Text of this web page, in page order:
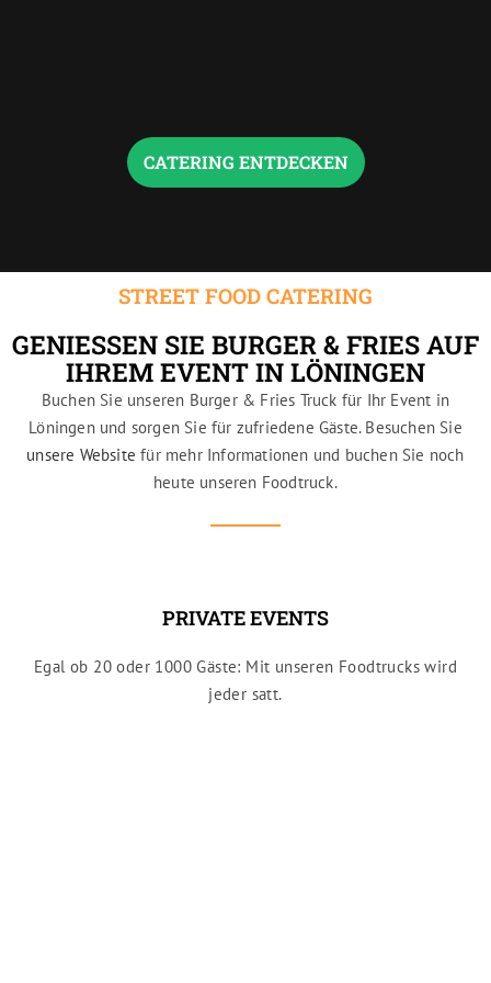
CATERING ENTDECKEN
STREET FOOD CATERING
GENIESSEN SIE BURGER & FRIES AUF I
HREM EVENT IN LÖNINGEN
Buchen Sie unseren Burger & Fries Truck für Ihr Event in
Löningen und sorgen Sie für zufriedene Gäste. Besuchen Sie
unsere Website für mehr Informationen und buchen Sie noch
heute unseren Foodtruck.
PRIVATE EVENTS
Egal ob 20 oder 1000 Gäste: Mit unseren Foodtrucks wird
jeder satt.